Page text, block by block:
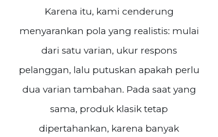
Karena itu, kami cenderung
menyarankan pola yang realistis: mulai
dari satu varian, ukur respons
pelanggan, lalu putuskan apakah perlu
dua varian tambahan. Pada saat yang
sama, produk klasik tetap
dipertahankan, karena banyak